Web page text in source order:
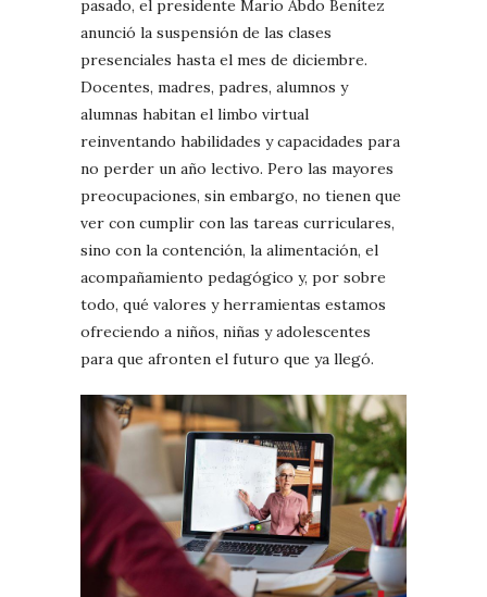
pasado, el presidente Mario Abdo Benítez
anunció la suspensión de las clases
presenciales hasta el mes de diciembre.
Docentes, madres, padres, alumnos y
alumnas habitan el limbo virtual
reinventando habilidades y capacidades para
no perder un año lectivo. Pero las mayores
preocupaciones, sin embargo, no tienen que
ver con cumplir con las tareas curriculares,
sino con la contención, la alimentación, el
acompañamiento pedagógico y, por sobre
todo, qué valores y herramientas estamos
ofreciendo a niños, niñas y adolescentes
para que afronten el futuro que ya llegó.